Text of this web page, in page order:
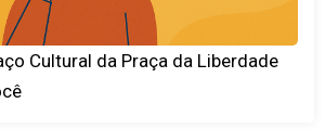
Cultural da Praça da Liberdade